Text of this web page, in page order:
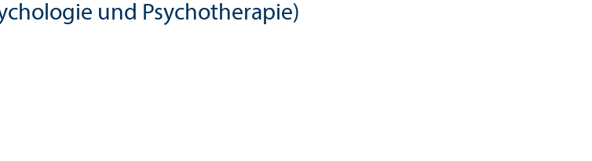
und Psychotherapie)